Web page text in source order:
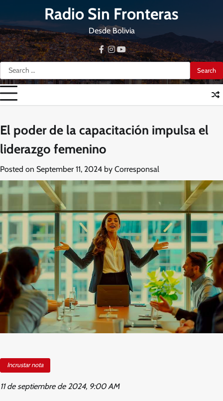
content
Radio Sin Fronteras
Desde Bolivia
Search
for:
facebook
instagram
youtube
El poder de la capacitación impulsa el
liderazgo femenino
Posted on September 11, 2024 by Corresponsal
Incrustar nota
11 de septiembre de 2024, 9:00 AM